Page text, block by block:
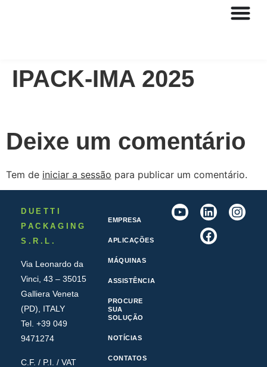
IPACK-IMA 2025
Deixe um comentário
Tem de iniciar a sessão para publicar um comentário.
DUETTI
PACKAGING
S.R.L.
Via Leonardo da
Vinci, 43 – 35015
Galliera Veneta
(PD), ITALY
Tel. +39 049
9471274
C.F. / P.I. / VAT
EMPRESA
APLICAÇÕES
MÁQUINAS
ASSISTÊNCIA
PROCURE
SUA
SOLUÇÃO
NOTÍCIAS
CONTATOS